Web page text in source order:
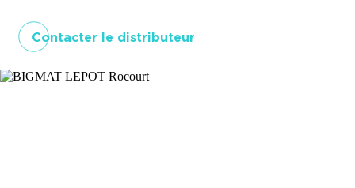
Contacter le distributeur